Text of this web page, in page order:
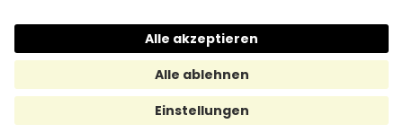
Impressum
Datenschutz
Cookie Policy